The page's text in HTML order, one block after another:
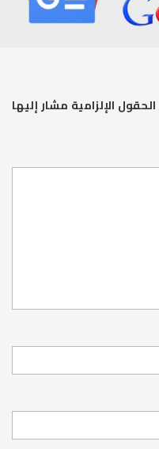
الحقول الإلزامية مشار إليها